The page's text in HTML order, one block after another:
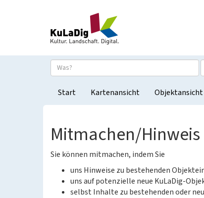
Start Kartenansicht Objektansicht
Mitmachen/Hinweis
Sie können mitmachen, indem Sie
uns Hinweise zu bestehenden
uns auf potenzielle neue KuLaDig-
selbst Inhalte zu bestehenden oder